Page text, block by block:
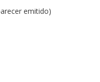
emitido)